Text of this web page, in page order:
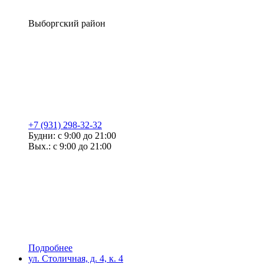
Выборгский район
+7 (931) 298-32-32
Будни: с 9:00 до 21:00
Вых.: с 9:00 до 21:00
Подробнее
ул. Столичная, д. 4, к. 4